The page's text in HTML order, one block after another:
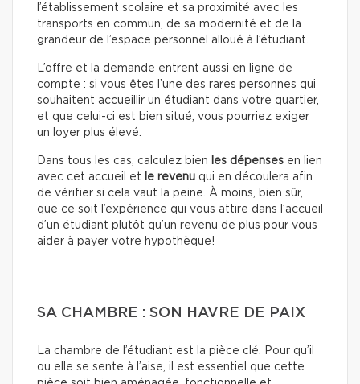
l’établissement scolaire et sa proximité avec les
transports en commun, de sa modernité et de la
grandeur de l’espace personnel alloué à l’étudiant.
L’offre et la demande entrent aussi en ligne de
compte : si vous êtes l’une des rares personnes qui
souhaitent accueillir un étudiant dans votre quartier,
et que celui-ci est bien situé, vous pourriez exiger
un loyer plus élevé.
Dans tous les cas, calculez bien les dépenses en lien
avec cet accueil et
le revenu qui en découlera afin
de vérifier si cela vaut la peine. À moins, bien sûr,
que ce soit l’expérience qui vous attire dans l’accueil
d’un étudiant plutôt qu’un revenu de plus pour vous
aider à payer votre hypothèque!
SA CHAMBRE : SON HAVRE DE PAIX
La chambre de l’étudiant est la pièce clé. Pour qu’il
ou elle se sente à l’aise, il est essentiel que cette